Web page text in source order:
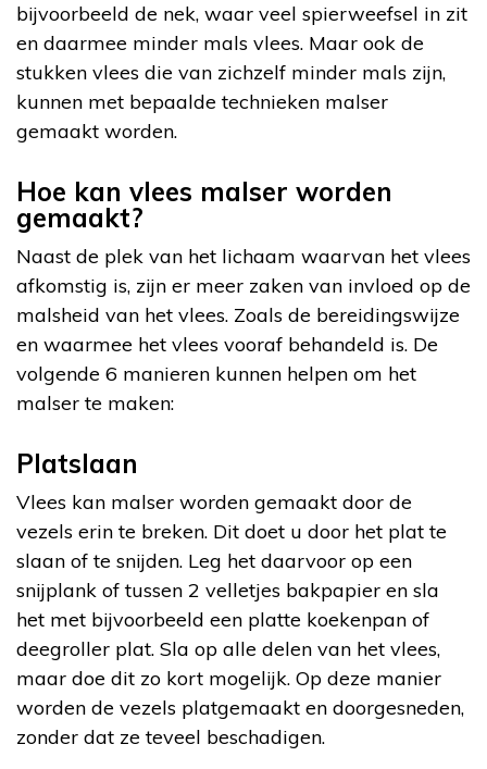
bijvoorbeeld de nek, waar veel spierweefsel in zit
en daarmee minder mals vlees. Maar ook de
stukken vlees die van zichzelf minder mals zijn,
kunnen met bepaalde technieken malser
gemaakt worden.
Hoe kan vlees malser worden
gemaakt?
Naast de plek van het lichaam waarvan het vlees
afkomstig is, zijn er meer zaken van invloed op de
malsheid van het vlees. Zoals de bereidingswijze
en waarmee het vlees vooraf behandeld is. De
volgende 6 manieren kunnen helpen om het
malser te maken:
Platslaan
Vlees kan malser worden gemaakt door de
vezels erin te breken. Dit doet u door het plat te
slaan of te snijden. Leg het daarvoor op een
snijplank of tussen 2 velletjes bakpapier en sla
het met bijvoorbeeld een platte koekenpan of
deegroller plat. Sla op alle delen van het vlees,
maar doe dit zo kort mogelijk. Op deze manier
worden de vezels platgemaakt en doorgesneden,
zonder dat ze teveel beschadigen.